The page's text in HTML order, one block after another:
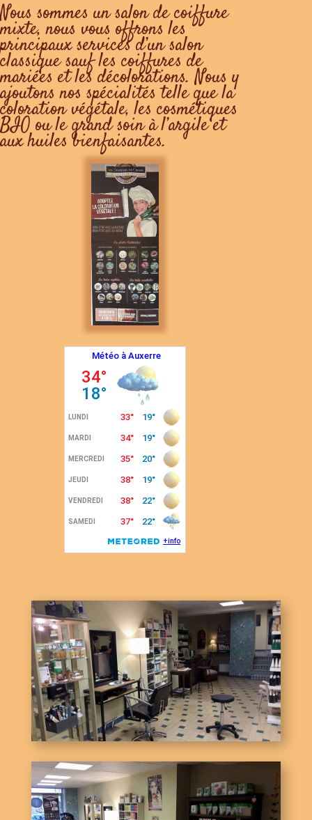
Nous sommes un salon de coiffure
mixte, nous vous offrons les
principaux services d’un salon
classique sauf les coiffures de
mariées et les décolorations. Nous y
ajoutons nos spécialités telle que la
coloration végétale, les cosmétiques
BIO ou le grand soin à l’argile et
aux huiles bienfaisantes.